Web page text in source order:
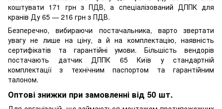
коштувати 171 грн з ПДВ, а спеціалізований ДППК для
кранів Ду 65 — 216 грн з ПДВ.
Безперечно, вибираючи постачальника, варто звертати
увагу не лише на ціну, а й на комплектацію, наявність
сертифікатів та гарантійні умови. Більшість вендорів
постачають датчик ДППК 65 Київ у стандартній
комплектації з технічним паспортом та гарантійним
талоном.
Оптові знижки при замовленні від 50 шт.